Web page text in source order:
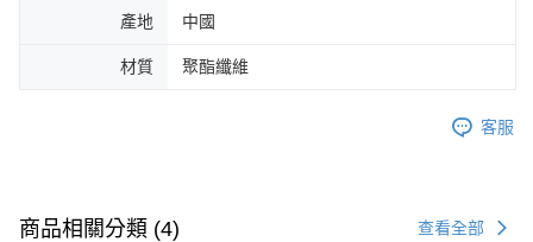
產地 中國
材質 聚酯纖維
客服
商品相關分類 (4) 查看全部